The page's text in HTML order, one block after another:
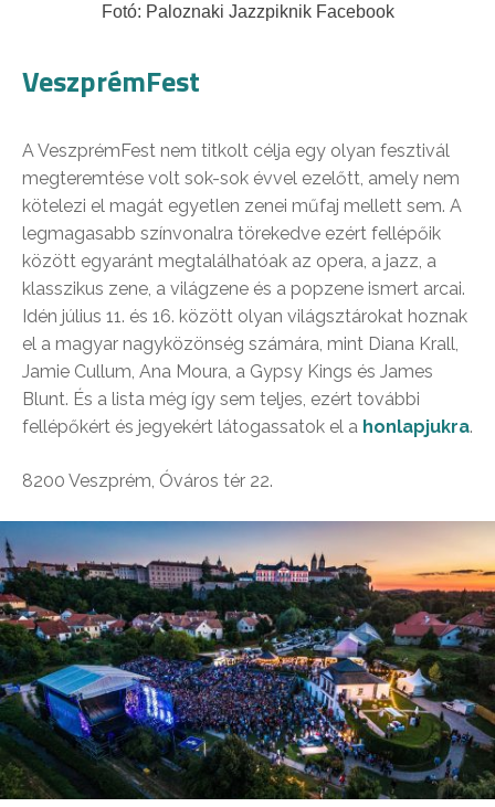
Fotó: Paloznaki Jazzpiknik Facebook
VeszprémFest
A VeszprémFest nem titkolt célja egy olyan fesztivál
megteremtése volt sok-sok évvel ezelőtt, amely nem
kötelezi el magát egyetlen zenei műfaj mellett sem. A
legmagasabb színvonalra törekedve ezért fellépőik
között egyaránt megtalálhatóak az opera, a jazz, a
klasszikus zene, a világzene és a popzene ismert arcai.
Idén július 11. és 16. között olyan világsztárokat hoznak
el a magyar nagyközönség számára, mint Diana Krall,
Jamie Cullum, Ana Moura, a Gypsy Kings és James
Blunt. És a lista még így sem teljes, ezért további
fellépőkért és jegyekért látogassatok el a honlapjukra.
8200 Veszprém, Óváros tér 22.